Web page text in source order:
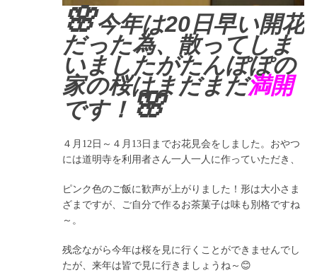
🌸今年は20日早い開花
だった為、散ってしま
いましたがたんぽぽの
家の桜はまだまだ満開
です！ 🌸
４月12日～４月13日までお花見会をしました。おやつ
には道明寺を利用者さん一人一人に作っていただき、
ピンク色のご飯に歓声が上がりました！形は大小さま
ざまですが、ご自分で作るお茶菓子は味も別格ですね
～。
残念ながら今年は桜を見に行くことができませんでし
たが、来年は皆で見に行きましょうね～😊